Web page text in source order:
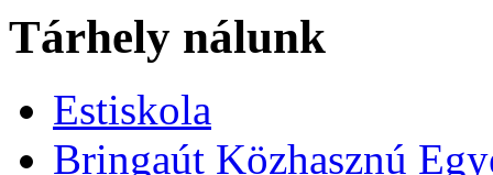
Tárhely nálunk
Estiskola
Bringaút Közhasznú